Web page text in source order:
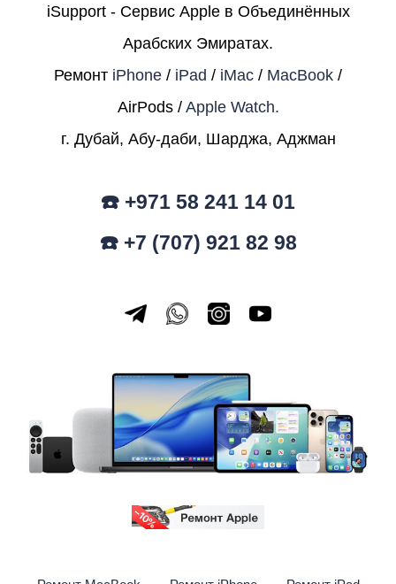
iSupport - Сервис Apple в Объединённых
Арабских Эмиратах.
Ремонт iPhone / iPad / iMac / MacBook /
AirPods / Apple Watch.
г. Дубай, Абу-даби, Шарджа, Аджман
☎️ +971 58 241 14 01
☎️ +7 (707) 921 82 98